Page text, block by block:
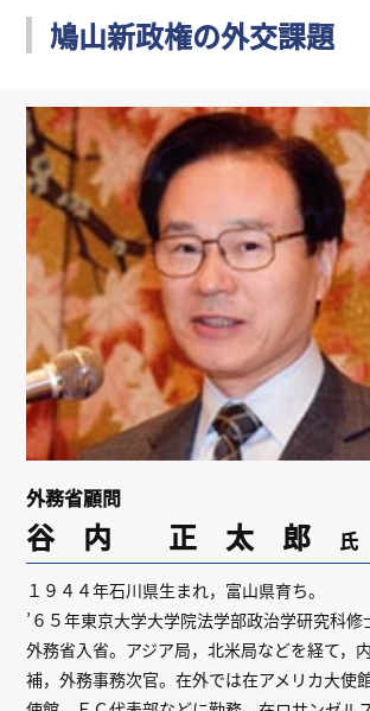
特徴
リンク
会員専用ページ
English
鳩山新政権の外交課題
外務省顧問
谷 内 正 太 郎 氏
１９４４年石川県生まれ，富山県育ち。
’６５年東京大学大学院法学部政治学研究科
外務省入省。アジア局，北米局などを経て，
補，外務事務次官。在外では在アメリカ大使